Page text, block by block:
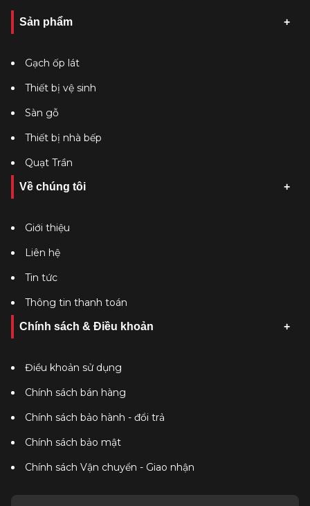
Sản phẩm
Gạch ốp lát
Thiết bị vệ sinh
Sàn gỗ
Thiết bị nhà bếp
Quạt Trần
Về chúng tôi
Giới thiệu
Liên hệ
Tin tức
Thông tin thanh toán
Chính sách & Điều khoản
Điều khoản sử dụng
Chính sách bán hàng
Chính sách bảo hành - đổi trả
Chính sách bảo mật
Chính sách Vận chuyển - Giao nhận